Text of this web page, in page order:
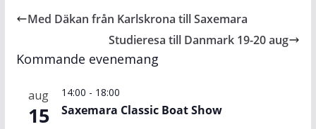
b
o
k
e
g
er
l y
Li
n
Med Däkan från Karlskrona till Saxemara
Studieresa till Danmark 19-20 aug
Kommande evenemang
aug
15
14:00 - 18:00
Saxemara Classic Boat Show